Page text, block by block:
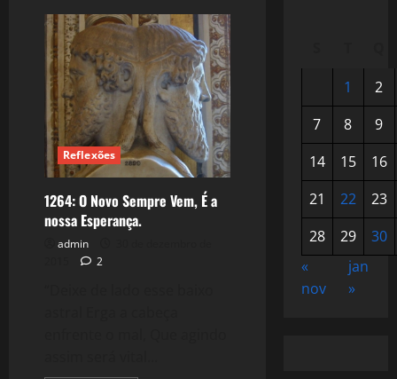
Reflexões
1264: O Novo Sempre Vem, É a
nossa Esperança.
admin
2
1
2
7
8
9
14
15
16
21
22
23
28
29
30
«
nov
jan
»